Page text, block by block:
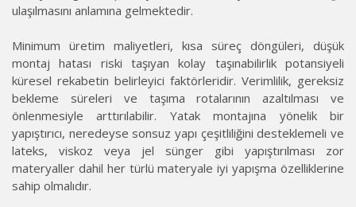
ulaşılmasını anlamına gelmektedir.
Minimum üretim maliyetleri, kısa süreç döngüleri, düşük
montaj hatası riski taşıyan kolay taşınabilirlik potansiyeli
küresel rekabetin belirleyici faktörleridir. Verimlilik, gereksiz
bekleme süreleri ve taşıma rotalarının azaltılması ve
önlenmesiyle arttırılabilir. Yatak montajına yönelik bir
yapıştırıcı, neredeyse sonsuz yapı çeşitliliğini desteklemeli ve
lateks, viskoz veya jel sünger gibi yapıştırılması zor
materyaller dahil her türlü materyale iyi yapışma özelliklerine
sahip olmalıdır.